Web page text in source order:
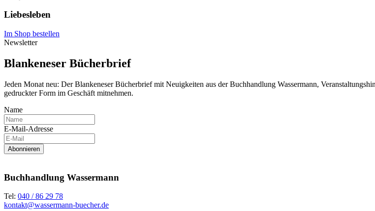
Liebesleben
Im Shop bestellen
Newsletter
Blankeneser Bücherbrief
Jeden Monat neu: Der Blankeneser Bücherbrief mit Neuigkeiten aus der Buchhandlung Wassermann,
gedruckter Form im Geschäft mitnehmen.
Name
E-Mail-Adresse
Abonnieren
Buchhandlung Wassermann
Tel: 040 / 86 29 78
kontakt@wassermann-buecher.de